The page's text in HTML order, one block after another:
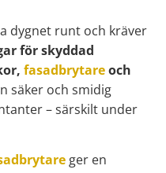
dygnet runt och kräver
för skyddad
fasadbrytareoch
säker och smidig
– särskilt under
ger en